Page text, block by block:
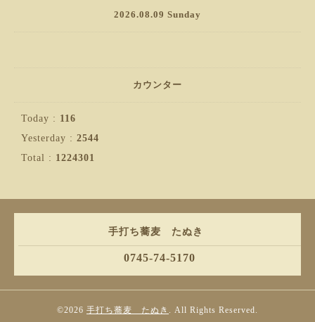
2026.08.09 Sunday
カウンター
Today : 116
Yesterday : 2544
Total : 1224301
手打ち蕎麦 たぬき
0745-74-5170
©2026 手打ち蕎麦 たぬき . All Rights Reserved.